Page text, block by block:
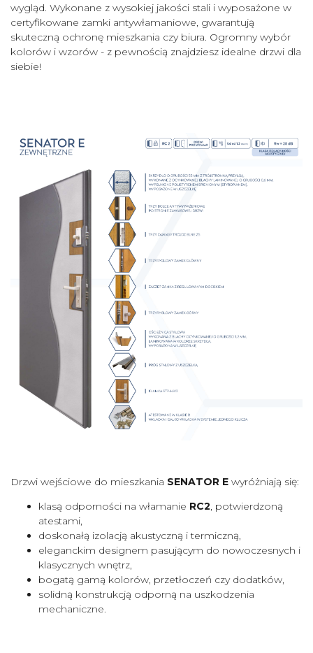
wygląd. Wykonane z wysokiej jakości stali i wyposażone w
certyfikowane zamki antywłamaniowe, gwarantują
skuteczną ochronę mieszkania czy biura. Ogromny wybór
kolorów i wzorów - z pewnością znajdziesz idealne drzwi dla
siebie!
Drzwi wejściowe do mieszkania SENATOR E wyróżniają się:
klasą odporności na włamanie RC2, potwierdzoną
atestami,
doskonałą izolacją akustyczną i termiczną,
eleganckim designem pasującym do nowoczesnych i
klasycznych wnętrz,
bogatą gamą kolorów, przetłoczeń czy dodatków,
solidną konstrukcją odporną na uszkodzenia
mechaniczne.